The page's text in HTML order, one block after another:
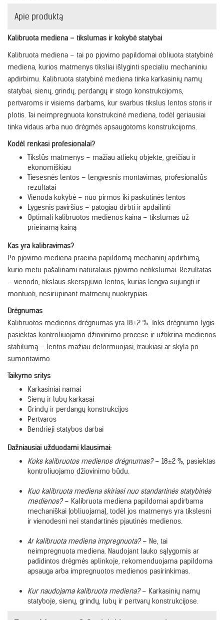
Apie produktą
Kalibruota mediena – tikslumas ir kokybė statybai
Kalibruota mediena – tai po pjovimo papildomai obliuota statybinė
mediena, kurios matmenys tiksliai išlyginti specialiu mechaniniu
apdirbimu. Kalibruota statybinė mediena tinka karkasinių namų
statybai, sienų, grindų, perdangų ir stogo konstrukcijoms,
pertvaroms ir visiems darbams, kur svarbus tikslus lentos storis ir
plotis. Tai neimpregnuota konstrukcinė mediena, todėl geriausiai
tinka vidaus arba nuo drėgmės apsaugotoms konstrukcijoms.
Kodėl renkasi profesionalai?
Tikslūs matmenys – mažiau atliekų objekte, greičiau ir
ekonomiškiau
Tiesesnės lentos – lengvesnis montavimas, profesionalūs
rezultatai
Vienoda kokybė – nuo pirmos iki paskutinės lentos
Lygesnis paviršius – patogiau dirbti ir apdailinti
Optimali kalibruotos medienos kaina – tikslumas už
prieinamą kainą
Kas yra kalibravimas?
Po pjovimo mediena praeina papildomą mechaninį apdirbimą,
kurio metu pašalinami natūralaus pjovimo netikslumai. Rezultatas
– vienodo, tikslaus skerspjūvio lentos, kurias lengva sujungti ir
montuoti, nesirūpinant matmenų nuokrypiais.
Drėgnumas
Kalibruotos medienos drėgnumas yra 18±2 %. Toks drėgnumo lygis
pasiektas kontroliuojamo džiovinimo procese ir užtikrina medienos
stabilumą – lentos mažiau deformuojasi, traukiasi ar skyla po
sumontavimo.
Taikymo sritys
Karkasiniai namai
Sienų ir lubų karkasai
Grindų ir perdangų konstrukcijos
Pertvaros
Bendrieji statybos darbai
Dažniausiai užduodami klausimai:
Koks kalibruotos medienos drėgnumas?– 18±2 %, pasiektas
kontroliuojamo džiovinimo būdu.
Kuo kalibruota mediena skiriasi nuo standartinės statybinės
medienos?– Kalibruota mediena papildomai apdirbama
mechaniškai (obliuojama), todėl jos matmenys yra tikslesni
ir vienodesni nei standartinės pjautinės medienos.
Ar kalibruota mediena impregnuota?– Ne, tai
neimpregnuota mediena. Naudojant lauko sąlygomis ar
padidintos drėgmės aplinkoje, rekomenduojama papildoma
apsauga arba impregnuotos medienos pasirinkimas.
Kur naudojama kalibruota mediena?– Karkasinių namų
statyboje, sienų, grindų, lubų ir pertvarų konstrukcijose.